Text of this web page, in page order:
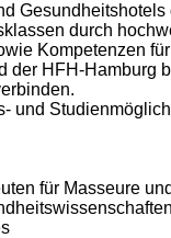
durch
Kompetenzen
der HFH-Hamburg
und
für Masseure